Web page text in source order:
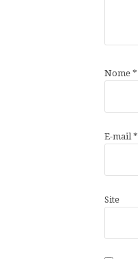
Nome *
E-mail*
Site